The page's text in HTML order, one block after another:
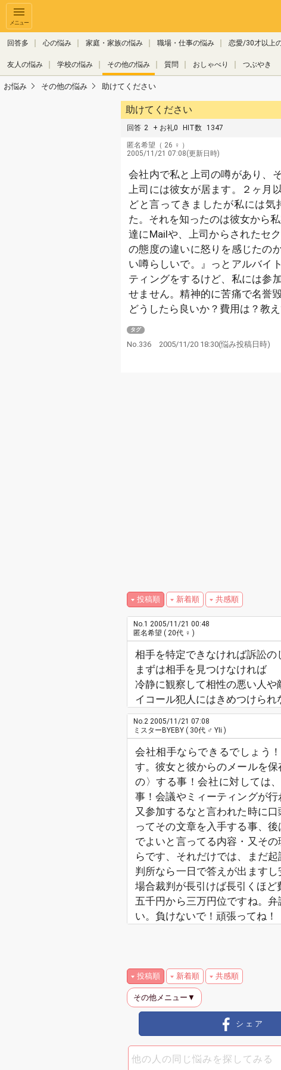
メニュー
回答多 心の悩み 家庭・家族の悩み 職場・仕事の悩み 恋愛/30才以上
友人の悩み 学校の悩み その他の悩み 質問 おしゃべり つぶやき
お悩み その他の悩み 助けてください
助けてください
回答 2 + お礼0 HIT数 1347
匿名希望 （ 26 ♀ ）
2005/11/21 07:08(更新日時)
会社内で私と上司の噂があり、
上司には彼女が居ます。２ヶ月
どと言ってきましたが私には
た。それを知ったのは彼女から
達にMailや、上司からされたセ
の態度の違いに怒りを感じたの
い噂らしいで。』っとアルバイ
ティングをするけど、私には参
せません。精神的に苦痛で名誉
どうしたら良いか？費用は？教
タグ
No.336 2005/11/20 18:30(悩み投稿日時)
投稿順 新着順 共感順
No.1 2005/11/21 00:48
匿名希望 ( 20代 ♀ )
相手を特定できなければ訴訟
まずは相手を見つけなければ
冷静に観察して相性の悪い人
イコール犯人にはきめつけられ
No.2 2005/11/21 07:08
ミスターBYEBY ( 30代 ♂ YIi )
会社相手ならできるでしょう
す。彼女と彼からのメールを
の〉する事！会社に対しては
事！会議やミィーティングが
又参加するなと言われた時に
ってその文章を入手する事、
でよいと言ってる内容・又そ
らです、それだけでは、まだ
判所なら一日で答えが出ます
場合裁判が長引けば長引くほ
五千円から三万円位ですね。
い。負けないで！頑張ってね！
投稿順 新着順 共感順
その他メニュー▼
シェア